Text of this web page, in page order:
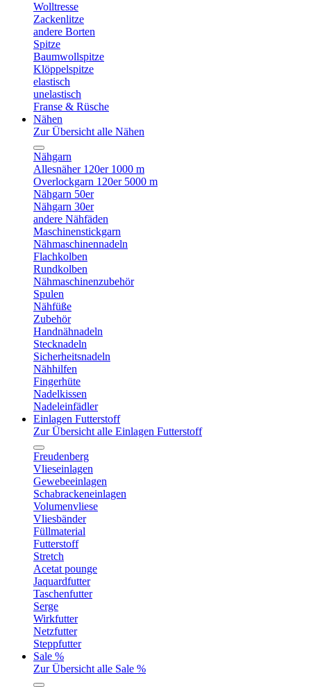
Wolltresse
Zackenlitze
andere Borten
Spitze
Baumwollspitze
Klöppelspitze
elastisch
unelastisch
Franse & Rüsche
Nähen
Zur Übersicht alle Nähen
Nähgarn
Allesnäher 120er 1000 m
Overlockgarn 120er 5000 m
Nähgarn 50er
Nähgarn 30er
andere Nähfäden
Maschinenstickgarn
Nähmaschinennadeln
Flachkolben
Rundkolben
Nähmaschinenzubehör
Spulen
Nähfüße
Zubehör
Handnähnadeln
Stecknadeln
Sicherheitsnadeln
Nähhilfen
Fingerhüte
Nadelkissen
Nadeleinfädler
Einlagen Futterstoff
Zur Übersicht alle Einlagen Futterstoff
Freudenberg
Vlieseinlagen
Gewebeeinlagen
Schabrackeneinlagen
Volumenvliese
Vliesbänder
Füllmaterial
Futterstoff
Stretch
Acetat pounge
Jaquardfutter
Taschenfutter
Serge
Wirkfutter
Netzfutter
Steppfutter
Sale %
Zur Übersicht alle Sale %